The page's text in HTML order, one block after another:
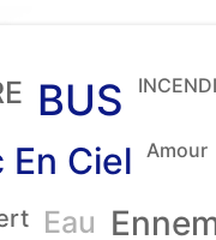
BUS
En Ciel Amour
Eau